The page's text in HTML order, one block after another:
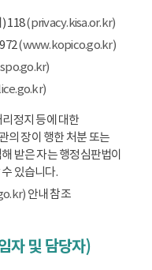
118(privacy.kisa.or.kr)
(www.kopico.go.kr)
정지 등에 대한
의 장이 행한 처분 또는
받은 자는 행정심판법이
있습니다.
안내 참조
자 및 담당자)